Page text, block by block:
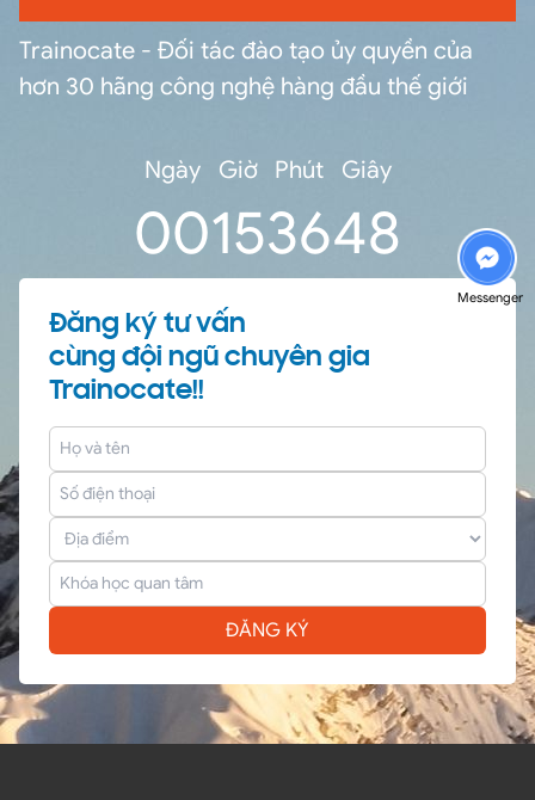
Trainocate - Đối tác đào tạo ủy quyền của
hơn 30 hãng công nghệ hàng đầu thế giới
Ngày
00
Giờ
15
Phút
36
Giây
47
Đăng ký tư vấn
cùng đội ngũ chuyên gia
Trainocate!!
ĐĂNG KÝ
Messenger